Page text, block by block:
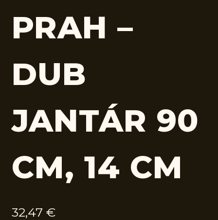
PRAH –
DUB
JANTÁR 90
CM, 14 CM
32,47 €